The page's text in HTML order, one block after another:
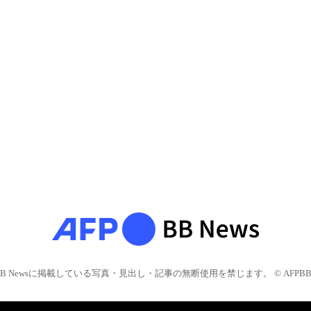
Newsに掲載している写真・見出し・記事の無断使用を禁じます。 © AFPBB